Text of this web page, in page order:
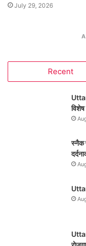
July 29, 2026
Recent
स्नैक